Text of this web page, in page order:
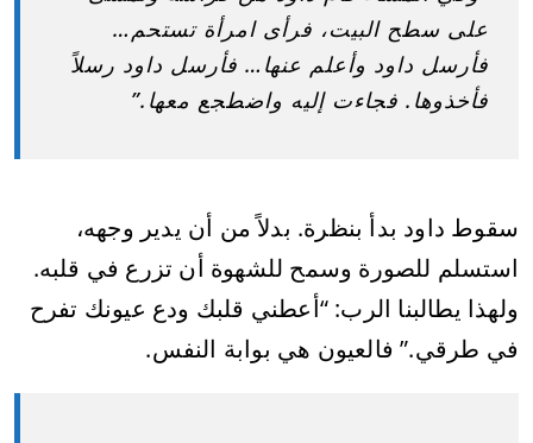
على سطح البيت، فرأى امرأة تستحم…
فأرسل داود وأعلم عنها… فأرسل داود رسلاً
فأخذوها. فجاءت إليه واضطجع معها.”
سقوط داود بدأ بنظرة. بدلاً من أن يدير وجهه،
استسلم للصورة وسمح للشهوة أن تزرع في قلبه.
ولهذا يطالبنا الرب: “أعطني قلبك ودع عيونك تفرح
في طرقي.” فالعيون هي بوابة النفس.